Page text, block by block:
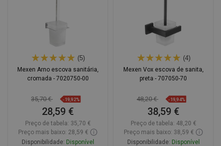
(5)
Mexen Arno escova sanitária,
cromada - 7020750-00
35,70 € -19,92%
28,59 €
Preço de tabela: 35,70 €
Preço mais baixo: 28,59 €
Disponibilidade: Disponível
(4)
Mexen Vox escova de sanita,
preta - 707050-70
48,20 € -19,94%
38,59 €
Preço de tabela: 48,20 €
Preço mais baixo: 38,59 €
Disponibilidade: Disponível